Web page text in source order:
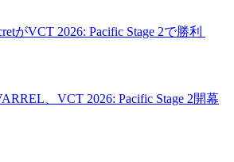
がVCT 2026: Pacific Stage 2で勝利
、VCT 2026: Pacific Stage 2開幕